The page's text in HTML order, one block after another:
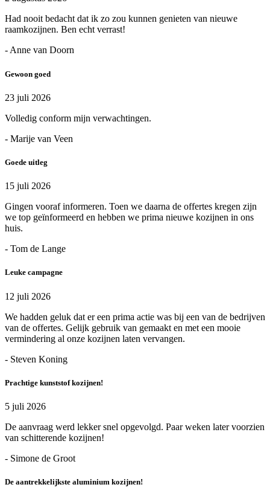
Had nooit bedacht dat ik zo zou kunnen genieten van nieuwe
raamkozijnen. Ben echt verrast!
- Anne van Doorn
Gewoon goed
23 juli 2026
Volledig conform mijn verwachtingen.
- Marije van Veen
Goede uitleg
15 juli 2026
Gingen vooraf informeren. Toen we daarna de offertes kregen zijn
we top geïnformeerd en hebben we prima nieuwe kozijnen in ons
huis.
- Tom de Lange
Leuke campagne
12 juli 2026
We hadden geluk dat er een prima actie was bij een van de bedrijven
van de offertes. Gelijk gebruik van gemaakt en met een mooie
vermindering al onze kozijnen laten vervangen.
- Steven Koning
Prachtige kunststof kozijnen!
5 juli 2026
De aanvraag werd lekker snel opgevolgd. Paar weken later voorzien
van schitterende kozijnen!
- Simone de Groot
De aantrekkelijkste aluminium kozijnen!